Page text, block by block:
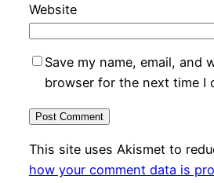
Website
Save my name, email, and
browser for the next time I
This site uses Akismet to
how your comment data is